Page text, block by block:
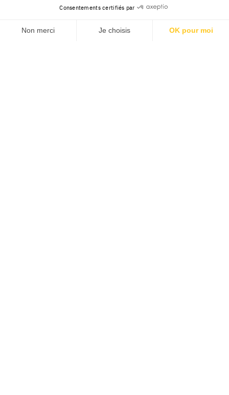
Consentements certifiés par
Non merci Je choisis OK pour moi